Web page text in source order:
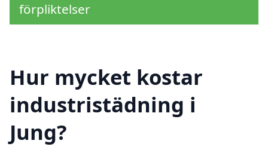
förpliktelser
Hur mycket kostar
industristädning i
Jung?